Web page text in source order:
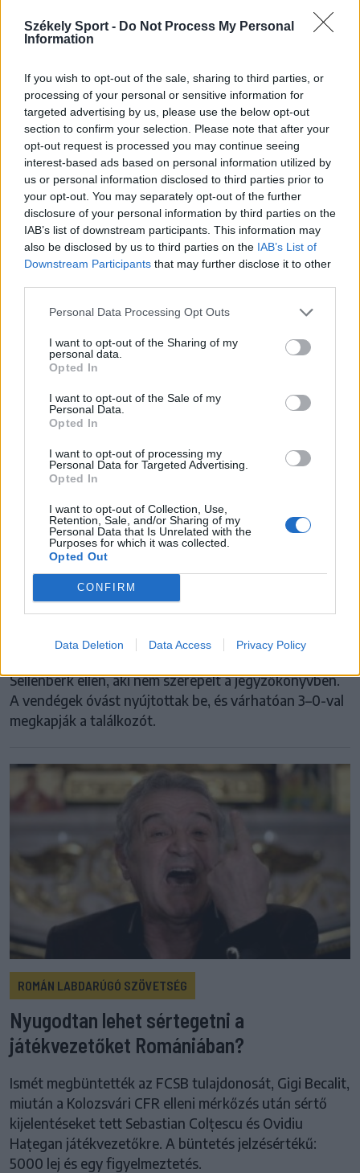
Székely Sport - Do Not Process My Personal
Information
If you wish to opt-out of the sale, sharing to third parties, or
processing of your personal or sensitive information for
targeted advertising by us, please use the below opt-out
section to confirm your selection. Please note that after your
opt-out request is processed you may continue seeing
interest-based ads based on personal information utilized by
us or personal information disclosed to third parties prior to
your opt-out. You may separately opt-out of the further
disclosure of your personal information by third parties on the
IAB’s list of downstream participants. This information may
also be disclosed by us to third parties on the IAB’s List of
Downstream Participants that may further disclose it to other
Personal Data Processing Opt Outs
I want to opt-out of the Sharing of my
personal data.
Opted In
I want to opt-out of the Sale of my
Personal Data.
Opted In
I want to opt-out of processing my
Personal Data for Targeted Advertising.
Opted In
I want to opt-out of Collection, Use,
Retention, Sale, and/or Sharing of my
Personal Data that Is Unrelated with the
Purposes for which it was collected.
Opted Out
CONFIRM
Data Deletion Data Access Privacy Policy
Nincs leállás, tovább bírságolja az FK
Csíkszeredát a szakszövetség
Újabb pénzbírságot szabott ki a fegyelmi bizottság az
FK Csíkszeredára a FC Argeș elleni bajnoki mérkőzést
követően. A szerdai büntetés sorozatban a negyedik
amelyet a székely és magyar szimbólumok használata
miatt róttak ki a klubra.
SELLENBERKI SK
Újabb elképesztő hiba a 2. Ligában: a
Bákói FC a Sepsi OSK sorsára juthat
Ritkán látni ekkora adminisztrációs hibát profi szinten:
Sellenberk ellen, aki nem szerepelt a jegyzőkönyvben.
A vendégek óvást nyújtottak be, és várhatóan 3–0-val
megkapják a találkozót.
ROMÁN LABDARÚGÓ SZÖVETSÉG
Nyugodtan lehet sértegetni a
játékvezetőket Romániában?
Ismét megbüntették az FCSB tulajdonosát, Gigi Becalit,
miután a Kolozsvári CFR elleni mérkőzés után sértő
kijelentéseket tett Sebastian Colțescu és Ovidiu
Hațegan játékvezetőkre. A büntetés jelzésértékű:
5000 lej és egy figyelmeztetés.